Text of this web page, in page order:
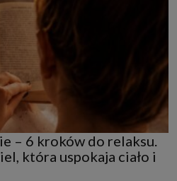
– 6 kroków do relaksu.
która uspokaja ciało i